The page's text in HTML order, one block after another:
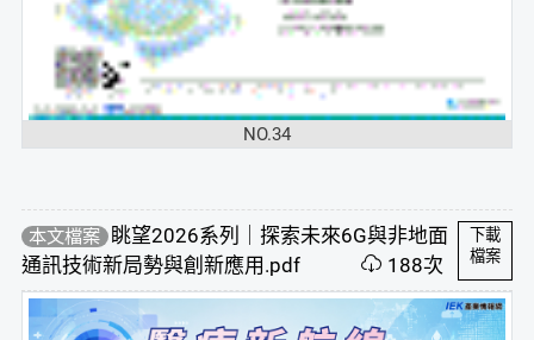
NO.34
本文檔案
眺望2026系列｜探索未來6G與非地面
通訊技術新局勢與創新應用.pdf
188次
下載
檔案